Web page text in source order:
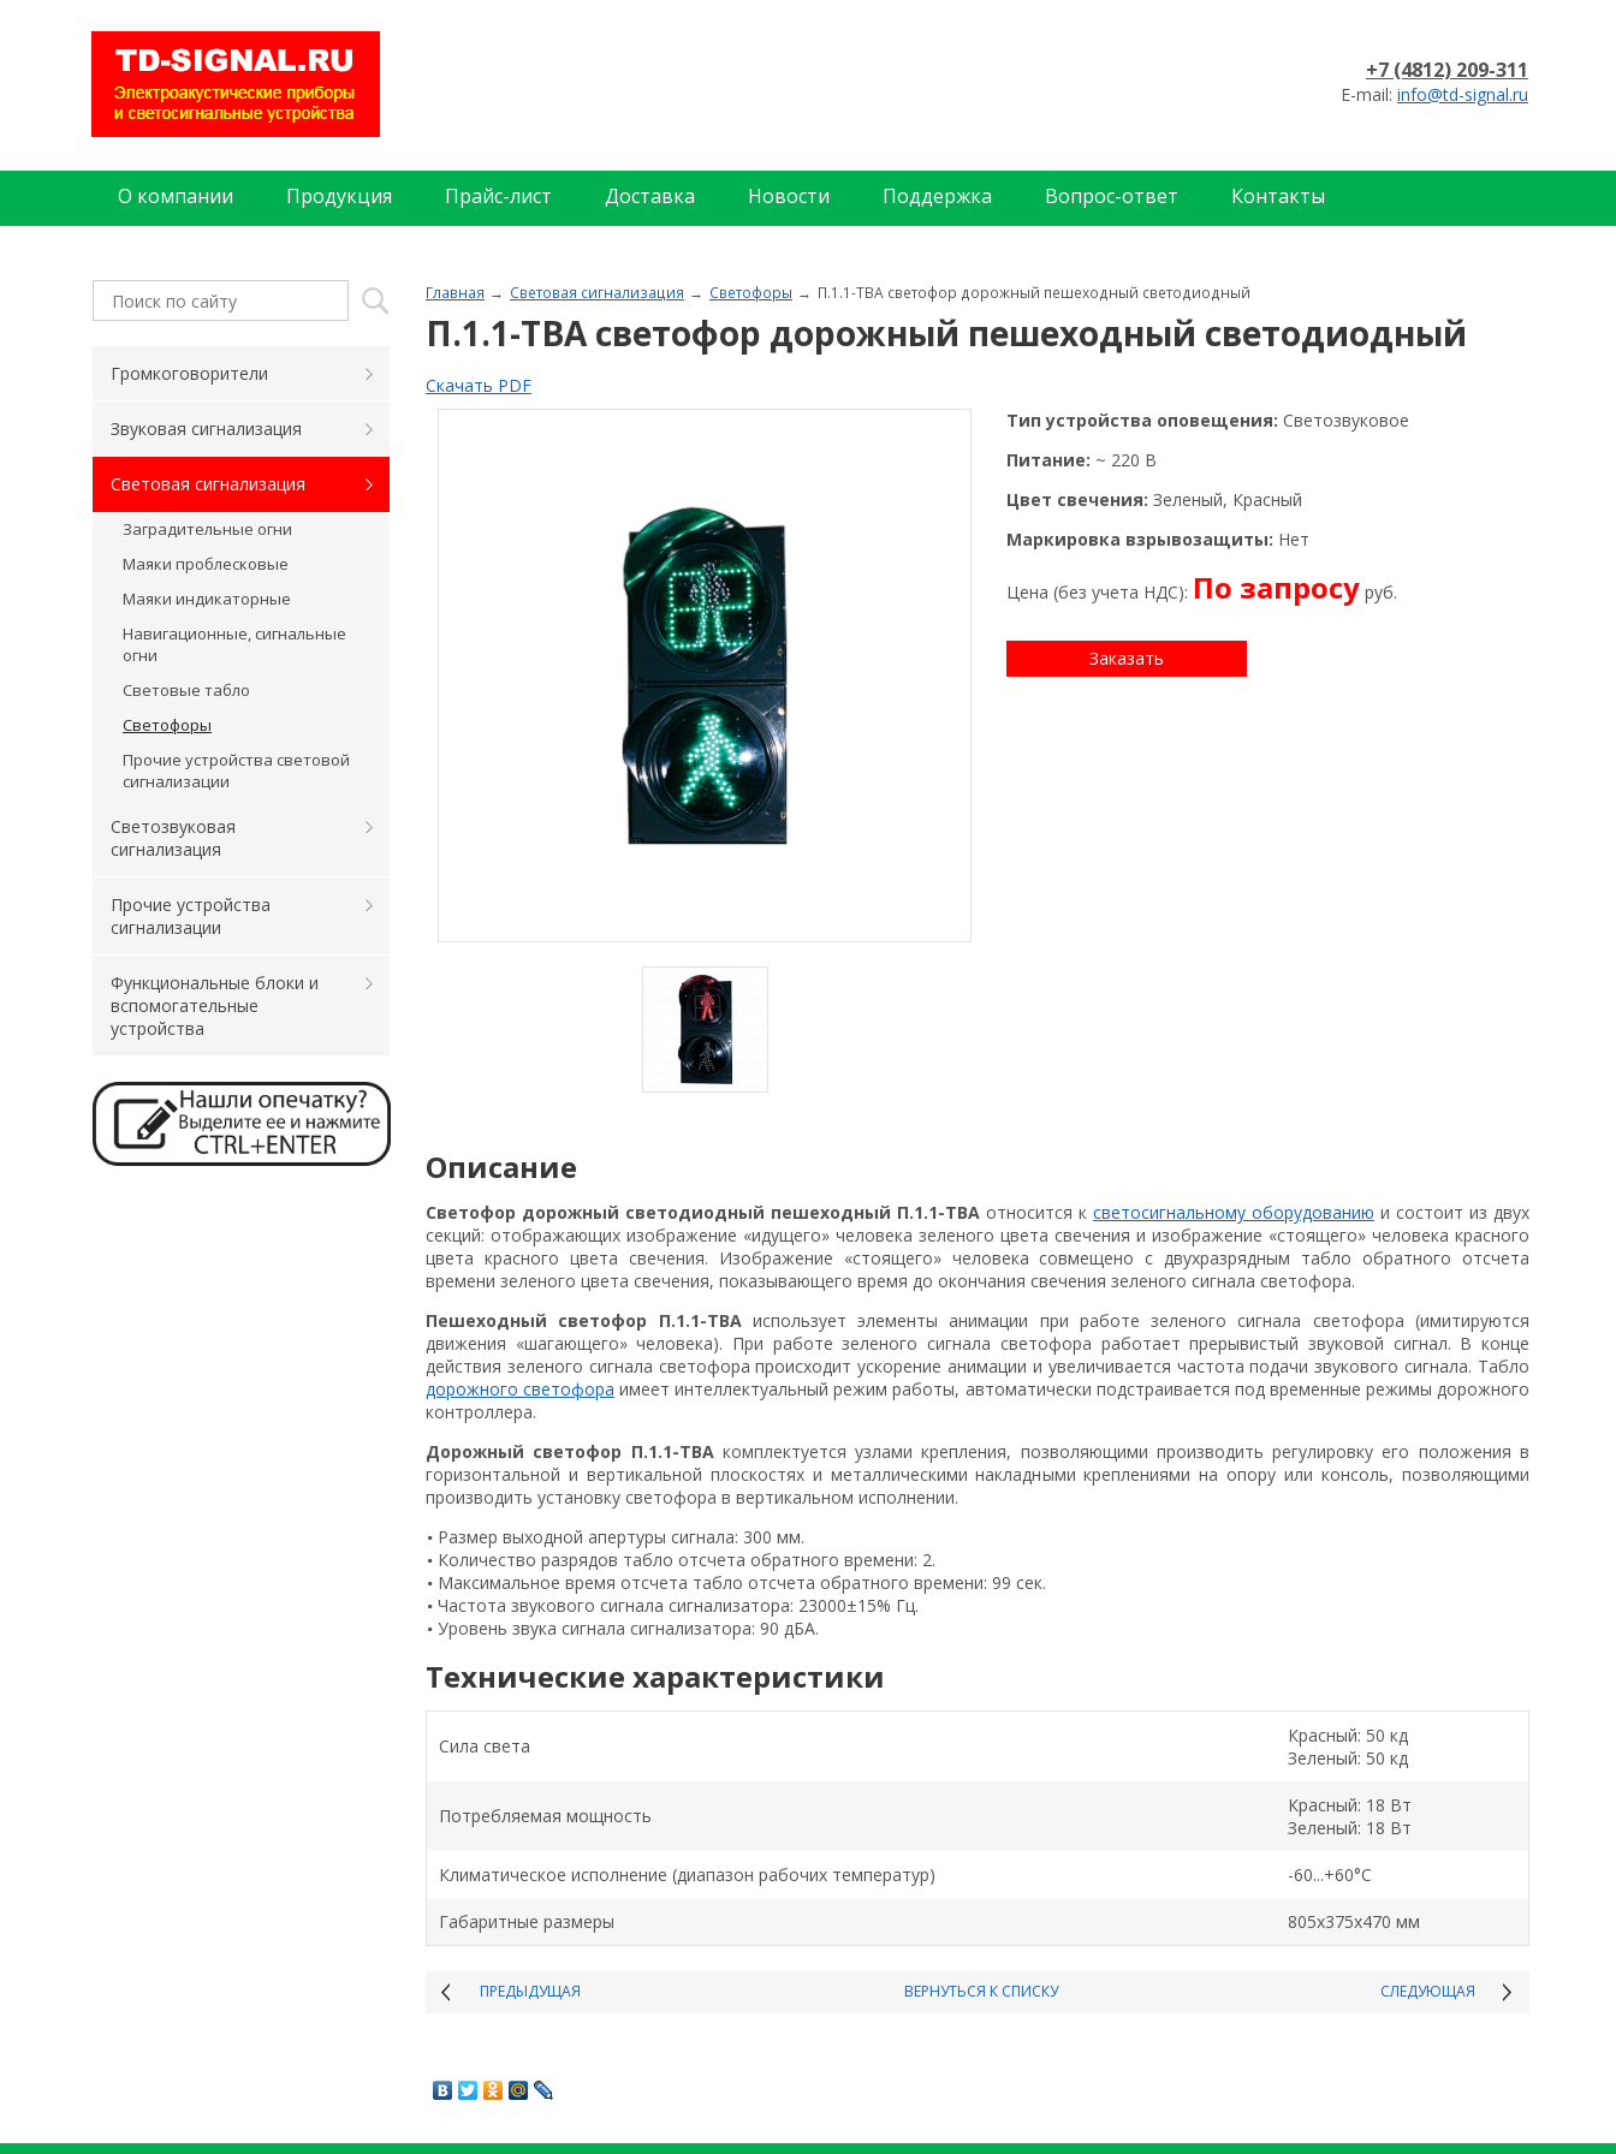
+7 (4812) 209-311
E-mail: info@td-signal.ru
О компании Продукция Прайс-лист Доставка Новости Поддержка Вопрос-ответ Контакты
Главная Световая сигнализация Светофоры П.1.1-ТВА светофор дорожный пешеходный светодиодный
П.1.1-ТВА светофор дорожный пешеходный светодиодный
Скачать PDF
Тип устройства оповещения: Светозвуковое
Питание: ~ 220 В
Цвет свечения: Зеленый, Красный
Маркировка взрывозащиты: Нет
Цена (без учета НДС): По запросу руб.
Заказать
Описание
Светофор дорожный светодиодный пешеходный П.1.1-ТВА относится к светосигнальному оборудованию и состоит из двух
секций: отображающих изображение «идущего» человека зеленого цвета свечения и изображение «стоящего» человека красного
цвета красного цвета свечения. Изображение «стоящего» человека совмещено с двухразрядным табло обратного отсчета
времени зеленого цвета свечения, показывающего время до окончания свечения зеленого сигнала светофора.
Пешеходный светофор П.1.1-ТВА использует элементы анимации при работе зеленого сигнала светофора (имитируются
движения «шагающего» человека). При работе зеленого сигнала светофора работает прерывистый звуковой сигнал. В конце
действия зеленого сигнала светофора происходит ускорение анимации и увеличивается частота подачи звукового сигнала. Табло
дорожного светофора имеет интеллектуальный режим работы, автоматически подстраивается под временные режимы дорожного
контроллера.
Дорожный светофор П.1.1-ТВА комплектуется узлами крепления, позволяющими производить регулировку его положения в
горизонтальной и вертикальной плоскостях и металлическими накладными креплениями на опору или консоль, позволяющими
производить установку светофора в вертикальном исполнении.
Размер выходной апертуры сигнала: 300 мм.
Количество разрядов табло отсчета обратного времени: 2.
Максимальное время отсчета табло отсчета обратного времени: 99 сек.
Частота звукового сигнала сигнализатора: 23000±15% Гц.
Уровень звука сигнала сигнализатора: 90 дБА.
Технические характеристики
Сила света
Красный: 50 кд
Зеленый: 50 кд
Потребляемая мощность
Красный: 18 Вт
Зеленый: 18 Вт
Климатическое исполнение (диапазон рабочих температур) -60...+60°C
Габаритные размеры 805х375х470 мм
ПРЕДЫДУЩАЯ ВЕРНУТЬСЯ К СПИСКУ СЛЕДУЮЩАЯ
Громкоговорители
Звуковая сигнализация
Световая сигнализация
Заградительные огни
Маяки проблесковые
Маяки индикаторные
Навигационные, сигнальные
огни
Световые табло
Светофоры
Прочие устройства световой
сигнализации
Светозвуковая
сигнализация
Прочие устройства
сигнализации
Функциональные блоки и
вспомогательные
устройства